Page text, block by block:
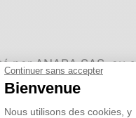
Continuer sans accepter
Bienvenue
Nous utilisons des cookies, y
par ANABA SAS, au
dont le